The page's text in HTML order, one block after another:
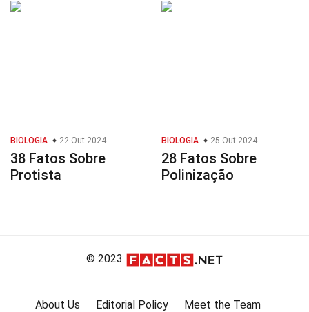
BIOLOGIA 22 Out 2024
38 Fatos Sobre
Protista
BIOLOGIA 25 Out 2024
28 Fatos Sobre
Polinização
© 2023
About Us Editorial Policy
Meet the Team